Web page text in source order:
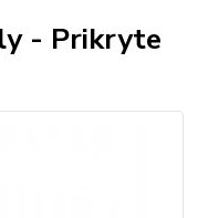
- Prikryte